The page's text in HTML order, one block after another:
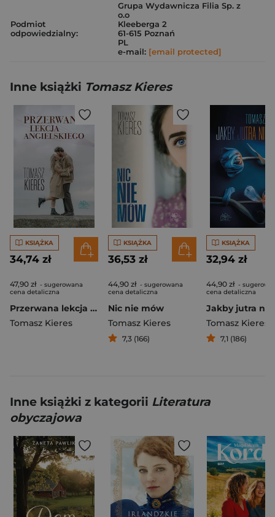
Podmiot
odpowiedzialny:
Grupa Wydawnicza Filia Sp. z
o.o
Kleeberga 2
61-615 Poznań
PL
e-mail: [email protected]
Inne książki Tomasz Kieres
KSIĄŻKA
34,74 zł
47,90 zł - sugerowana
cena detaliczna
Przerwana lekcja angielskiego
Tomasz Kieres
KSIĄŻKA
36,53 zł
44,90 zł - sugerowana
cena detaliczna
Nic nie mów
Tomasz Kieres
7,3 (166)
KSIĄŻKA
32,94 zł
44,90 zł -
cena detaliczna
Jakby jutra nie
Tomasz Kieres
7,1 (186)
Inne książki z kategorii Literatura
obyczajowa